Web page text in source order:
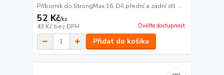
Příborník do StrongMax 16. Díl přední a zadní díl ...
52 Kč/ks
43 Kč bez DPH Ověřte dostupnost
Přidat do košíku